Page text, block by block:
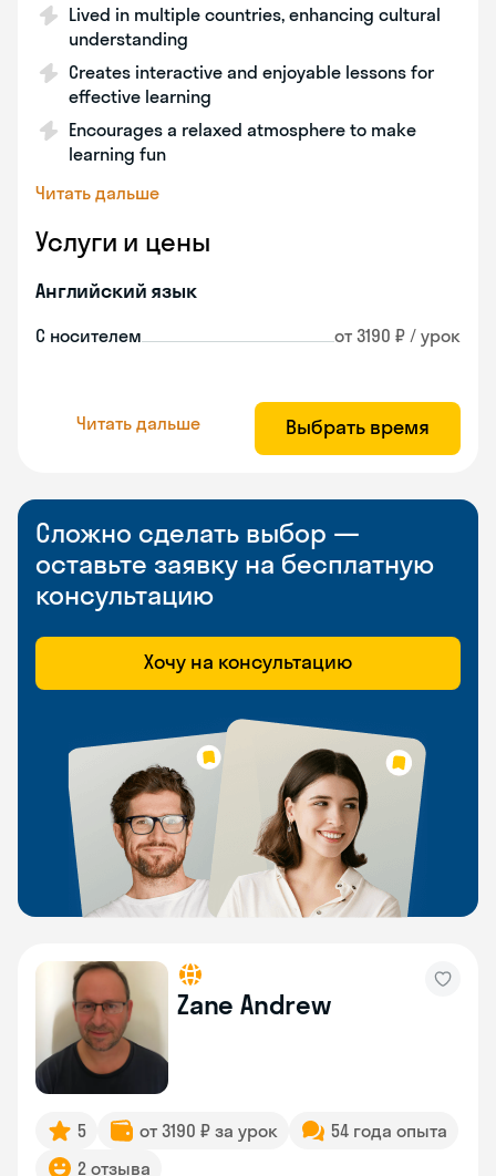
Lived in multiple countries, enhancing cultural
understanding
Creates interactive and enjoyable lessons for
effective learning
Encourages a relaxed atmosphere to make
learning fun
Читать дальше
Услуги и цены
Английский язык
С носителем от 3190 ₽ / урок
Читать дальше Выбрать время
Сложно сделать выбор —
оставьте заявку на бесплатную
консультацию
Хочу на консультацию
Zane Andrew
5 от 3190 ₽ за урок
54 года опыта
2 отзыва